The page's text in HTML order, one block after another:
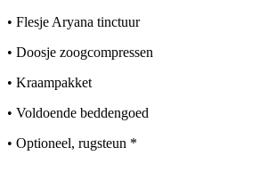
• Flesje Aryana tinctuur
• Doosje zoogcompressen
• Kraampakket
• Voldoende beddengoed
• Optioneel, rugsteun *